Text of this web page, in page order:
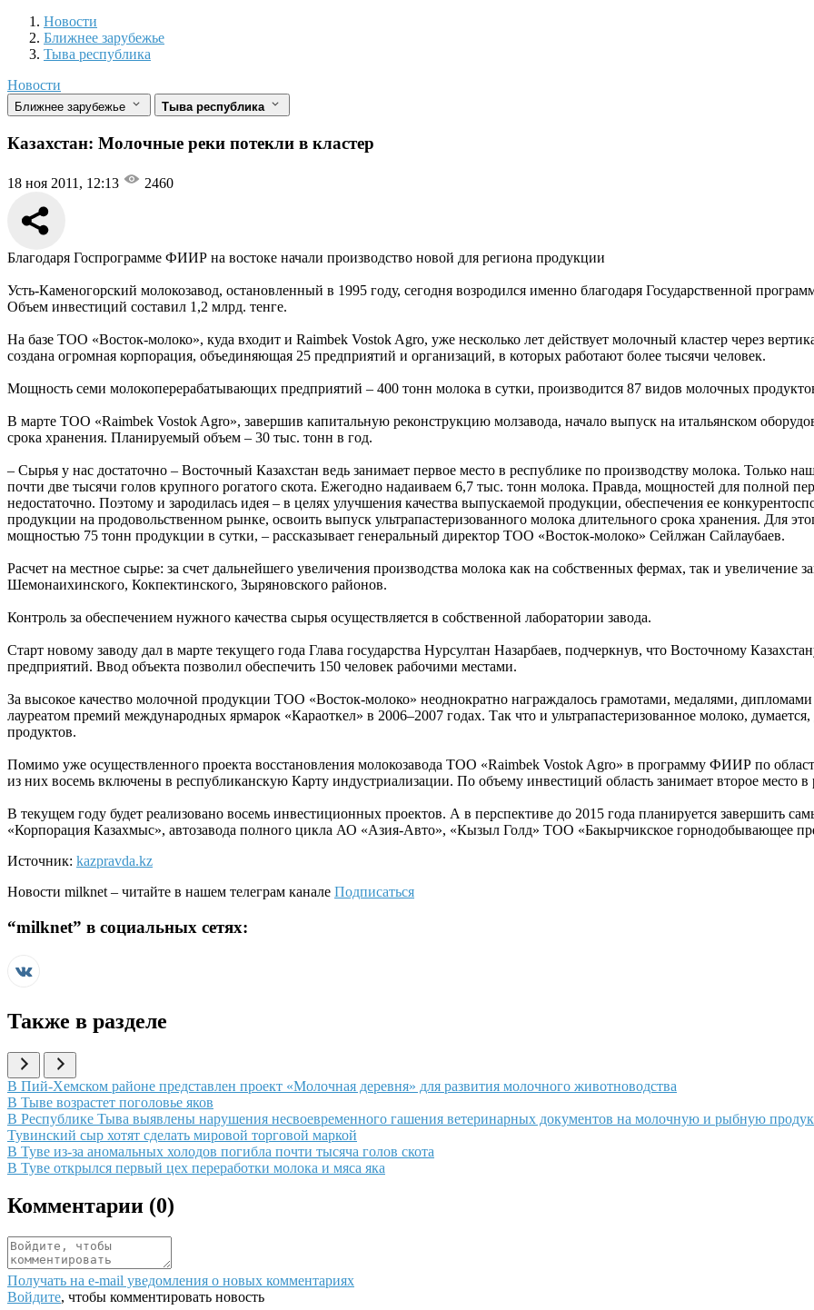
Новости
Разделы
Новости
Ближнее зарубежье
Тыва республика
Новости
Ближнее зарубежье Тыва республика
Казахстан: Молочные реки потекли в кластер
18 ноя 2011, 12:13 2460
Благодаря Госпрограмме ФИИР на востоке начали производство новой для региона продукции
Усть-Каменогорский молокозавод, остановленный в 1995 году, сегодня возродился именно благодаря Государственной
Объем инвестиций составил 1,2 млрд. тенге.
На базе ТОО «Восток-молоко», куда входит и Raimbek Vostok Agro, уже несколько лет действует молочный кластер через
создана огромная корпорация, объединяющая 25 предприятий и организаций, в которых работают более тысячи человек.
Мощность семи молокоперерабатывающих предприятий – 400 тонн молока в сутки, производится 87 видов молочных
В марте ТОО «Raimbek Vostok Agro», завершив капитальную реконструкцию молзавода, начало выпуск на итальянском
срока хранения. Планируемый объем – 30 тыс. тонн в год.
– Сырья у нас достаточно – Восточный Казахстан ведь занимает первое место в республике по производству молока. Только
почти две тысячи голов крупного рогатого скота. Ежегодно надаиваем 6,7 тыс. тонн молока. Правда, мощностей для полной
недостаточно. Поэтому и зародилась идея – в целях улучшения качества выпускаемой продукции, обеспечения ее
продукции на продовольственном рынке, освоить выпуск ультрапастеризованного молока длительного срока хранения. Для
мощностью 75 тонн продукции в сутки, – рассказывает генеральный директор ТОО «Восток-молоко» Сейлжан Сайлаубаев.
Расчет на местное сырье: за счет дальнейшего увеличения производства молока как на собственных фермах, так и увеличение
Шемонаихинского, Кокпектинского, Зыряновского районов.
Контроль за обеспечением нужного качества сырья осуществляется в собственной лаборатории завода.
Старт новому заводу дал в марте текущего года Глава государства Нурсултан Назарбаев, подчеркнув, что Восточному
предприятий. Ввод объекта позволил обеспечить 150 человек рабочими местами.
За высокое качество молочной продукции ТОО «Восток-молоко» неоднократно награждалось грамотами, медалями, дипломами
лауреатом премий международных ярмарок «Караоткел» в 2006–2007 годах. Так что и ультрапастеризованное молоко,
продуктов.
Помимо уже осуществленного проекта восстановления молокозавода ТОО «Raimbek Vostok Agro» в программу ФИИР по
из них восемь включены в республиканскую Карту индустриализации. По объему инвестиций область занимает второе место в
В текущем году будет реализовано восемь инвестиционных проектов. А в перспективе до 2015 года планируется завершить
«Корпорация Казахмыс», автозавода полного цикла АО «Азия-Авто», «Кызыл Голд» ТОО «Бакырчикское горнодобывающее
Источник: kazpravda.kz
Новости milknet – читайте в нашем телеграм канале Подписаться
“milknet” в социальных сетях:
Также в разделе
Иллюстрация новости
В Пий-Хемском районе представлен проект «Молочная деревня» для развития молочного животноводства
Иллюстрация новости
В Тыве возрастет поголовье яков
Иллюстрация новости
В Республике Тыва выявлены нарушения несвоевременного гашения ветеринарных документов на молочную и рыбную
Иллюстрация новости
Тувинский сыр хотят сделать мировой торговой маркой
Иллюстрация новости
В Туве из-за аномальных холодов погибла почти тысяча голов скота
Иллюстрация новости
В Туве открылся первый цех переработки молока и мяса яка
Комментарии (0)
Получать на e‑mail уведомления о новых комментариях
Войдите, чтобы комментировать новость